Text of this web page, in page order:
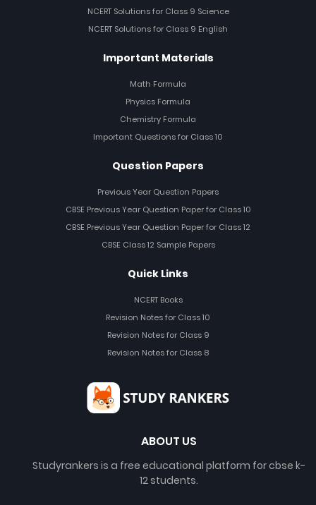
NCERT Solutions for Class 9 Science
NCERT Solutions for Class 9 English
Important Materials
Math Formula
Physics Formula
Chemistry Formula
Important Questions for Class 10
Question Papers
Previous Year Question Papers
CBSE Previous Year Question Paper for Class 10
CBSE Previous Year Question Paper for Class 12
CBSE Class 12 Sample Papers
Quick Links
NCERT Books
Revision Notes for Class 10
Revision Notes for Class 9
Revision Notes for Class 8
ABOUT US
Studyrankers is a free educational platform for cbse k-
12 students.